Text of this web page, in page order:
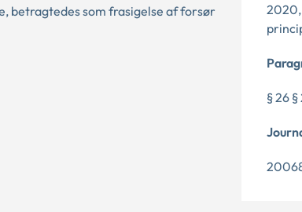
betragtedes som frasigelse af forsør
2020,
§ 26 §